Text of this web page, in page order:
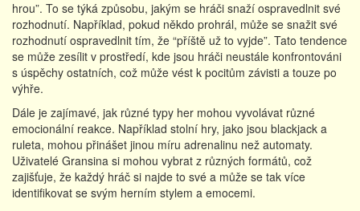
hrou”. To se týká způsobu, jakým se hráči snaží ospravedlnit své
rozhodnutí. Například, pokud někdo prohrál, může se snažit své
rozhodnutí ospravedlnit tím, že “příště už to vyjde”. Tato tendence
se může zesílit v prostředí, kde jsou hráči neustále konfrontováni
s úspěchy ostatních, což může vést k pocitům závisti a touze po
výhře.
Dále je zajímavé, jak různé typy her mohou vyvolávat různé
emocionální reakce. Například stolní hry, jako jsou blackjack a
ruleta, mohou přinášet jinou míru adrenalinu než automaty.
Uživatelé Gransina si mohou vybrat z různých formátů, což
zajišťuje, že každý hráč si najde to své a může se tak více
identifikovat se svým herním stylem a emocemi.